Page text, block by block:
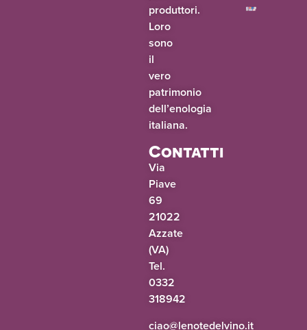
produttori.
Loro
sono
il
vero
patrimonio
dell’enologia
italiana.
Contatti
Via
Piave
69
21022
Azzate
(VA)
Tel.
0332
318942
ti.onivledetonel
@oaic